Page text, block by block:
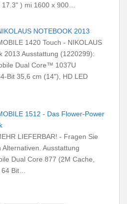
) mi 1600 x 900…
NOTEBOOK 2013
1420 Touch - NIKOLAUS
2013 Ausstattung (1220299):
Dual Core™ 1037U
Bit 35,6 cm (14"), HD LED
1512 - Das Flower-Power
LIEFERBAR! - Fragen Sie
Alternativen. Ausstattung
Dual Core 877 (2M Cache,
Bit…